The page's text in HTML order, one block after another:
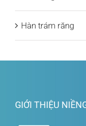
Hàn trám răng
GIỚI THIỆU